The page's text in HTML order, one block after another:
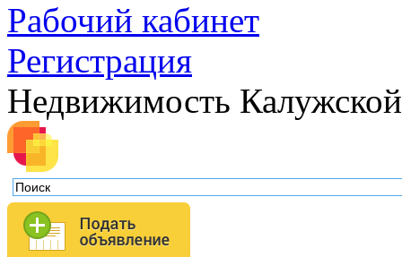
Рабочий кабинет
Регистрация
Недвижимость